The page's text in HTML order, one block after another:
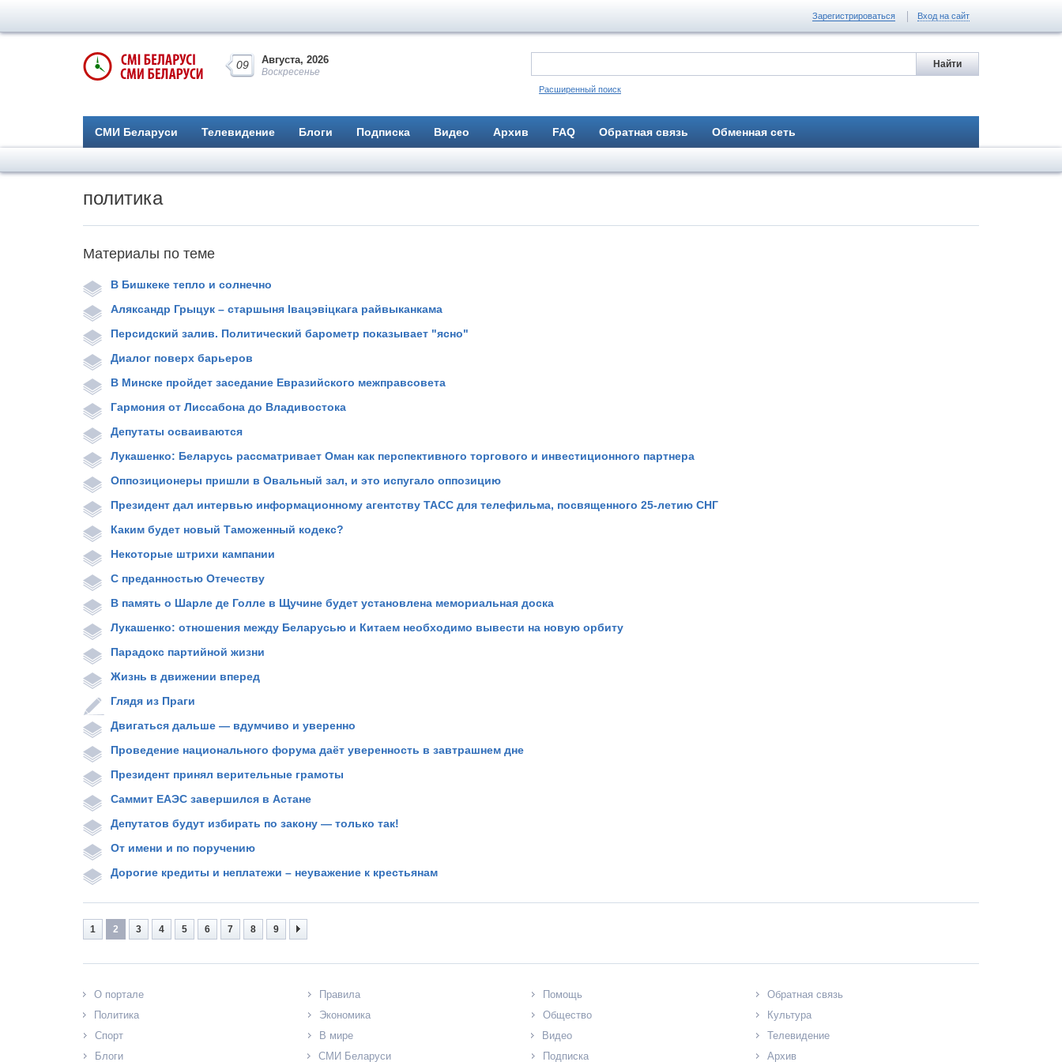
Зарегистрироваться Вход на сайт
09 Августа, 2026
Воскресенье
Расширенный поиск
СМИ Беларуси Телевидение Блоги Подписка Видео Архив FAQ Обратная связь Обменная сеть
политика
Материалы по теме
В Бишкеке тепло и солнечно
Аляксандр Грыцук – старшыня Івацэвіцкага райвыканкама
Персидский залив. Политический барометр показывает "ясно"
Диалог поверх барьеров
В Минске пройдет заседание Евразийского межправсовета
Гармония от Лиссабона до Владивостока
Депутаты осваиваются
Лукашенко: Беларусь рассматривает Оман как перспективного торгового и инвестиционного партнера
Оппозиционеры пришли в Овальный зал, и это испугало оппозицию
Президент дал интервью информационному агентству ТАСС для телефильма, посвященного 25-летию СНГ
Каким будет новый Таможенный кодекс?
Некоторые штрихи кампании
С преданностью Отечеству
В память о Шарле де Голле в Щучине будет установлена ме­мор­иа­ль­ная доска
Лукашенко: отношения между Беларусью и Китаем необходимо вывести на новую орбиту
Парадокс партийной жизни
Жизнь в движении вперед
Глядя из Праги
Двигаться дальше — вдумчиво и уверенно
Проведение национального форума даёт уверенность в завтрашнем дне
Президент принял верительные грамоты
Саммит ЕАЭС завершился в Астане
Депутатов будут избирать по закону — только так!
От имени и по поручению
Дорогие кредиты и неплатежи – неуважение к крестьянам
1 2 3 4 5 6 7 8 9
О портале Правила Помощь
Обратная связь
Политика
Экономика Общество
Культура
Спорт
В мире Видео
Телевидение
Блоги
СМИ Беларуси Подписка Архив